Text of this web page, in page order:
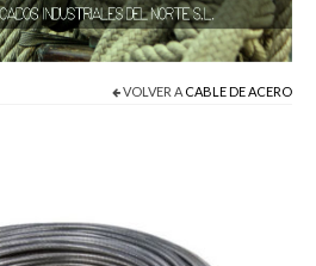
VOLVER A CABLE DE ACERO